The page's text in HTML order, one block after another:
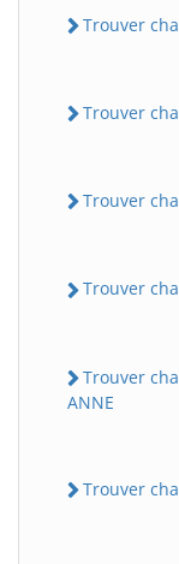
Trouver
Trouver
Trouver
Trouver
Trouver
ANNE
Trouver